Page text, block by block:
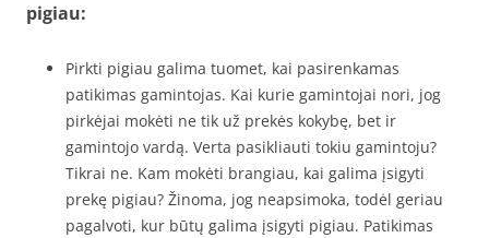
pigiau:
Pirkti pigiau galima tuomet, kai pasirenkamas
patikimas gamintojas. Kai kurie gamintojai nori, jog
pirkėjai mokėti ne tik už prekės kokybę, bet ir
gamintojo vardą. Verta pasikliauti tokiu gamintoju?
Tikrai ne. Kam mokėti brangiau, kai galima įsigyti
prekę pigiau? Žinoma, jog neapsimoka, todėl geriau
pagalvoti, kur būtų galima įsigyti pigiau. Patikimas